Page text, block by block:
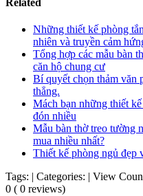
Related
Những thiết kế phòng
nhiên và truyền cảm
Tổng hợp các mẫu bàn
căn hộ chung cư
Bí quyết chọn thảm văn
thẳng.
Mách bạn những thiết
đón nhiều
Mẫu bàn thờ treo tường
mua nhiều nhất?
Thiết kế phòng ngủ đẹp
Tags: | Categories: | View
0 ( 0 reviews)